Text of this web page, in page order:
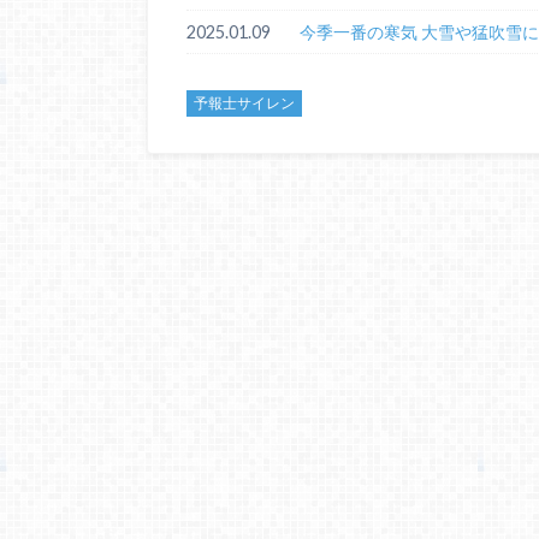
2025.01.09 今季一番の寒気 大雪や猛吹雪
予報士サイレン